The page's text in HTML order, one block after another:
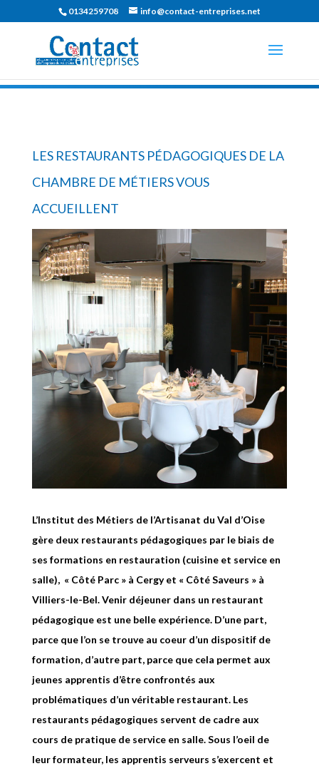
0134259708 info@contact-entreprises.net
LES RESTAURANTS PÉDAGOGIQUES DE LA
CHAMBRE DE MÉTIERS VOUS
ACCUEILLENT
L’Institut des Métiers de l’Artisanat du Val d’Oise
gère deux restaurants pédagogiques par le biais de
ses formations en restauration (cuisine et service en
salle), « Côté Parc » à Cergy et « Côté Saveurs » à
Villiers-le-Bel. Venir déjeuner dans un restaurant
pédagogique est une belle expérience. D’une part,
parce que l’on se trouve au coeur d’un dispositif de
formation, d’autre part, parce que cela permet aux
jeunes apprentis d’être confrontés aux
problématiques d’un véritable restaurant. Les
restaurants pédagogiques servent de cadre aux
cours de pratique de service en salle. Sous l’oeil de
leur formateur, les apprentis serveurs s’exercent et